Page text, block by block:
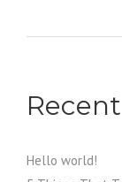
Hello world!